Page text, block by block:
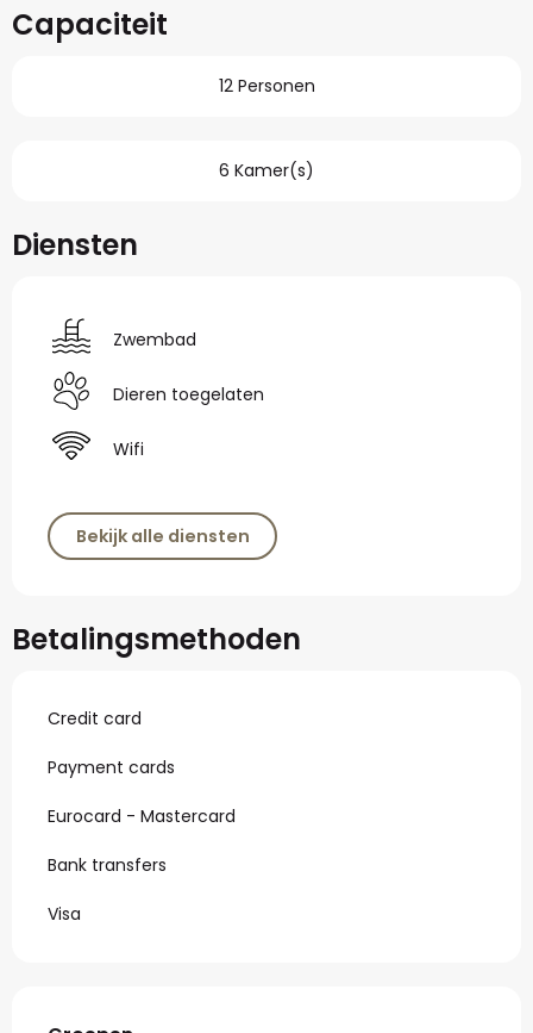
Capaciteit
12 Personen
6 Kamer(s)
Diensten
Zwembad
Dieren toegelaten
Wifi
Bekijk alle diensten
Betalingsmethoden
Credit card
Payment cards
Eurocard - Mastercard
Bank transfers
Visa